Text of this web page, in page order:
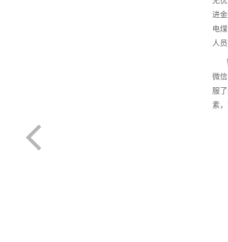
进
电
人
智
微
服
素